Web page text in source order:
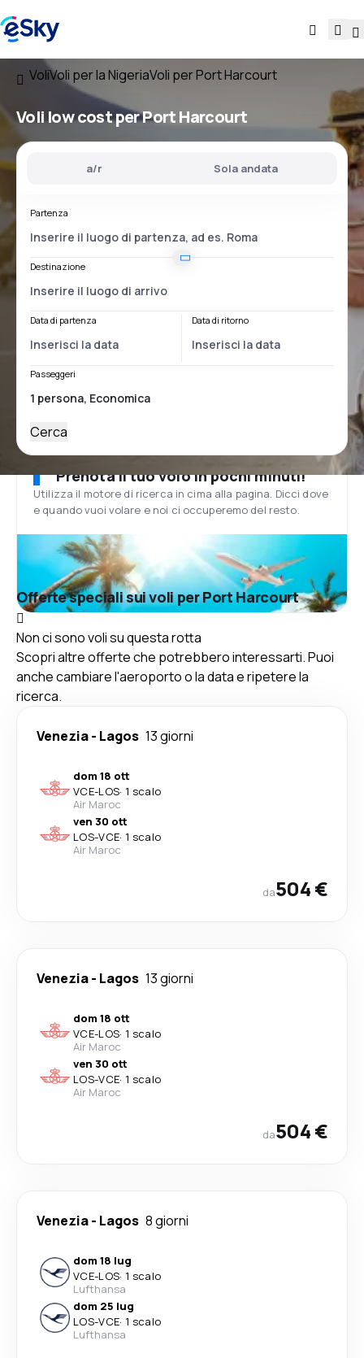
VoliVoli per la NigeriaVoli per Port Harcourt
Voli low cost per Port Harcourt
a/r Sola andata
Partenza
Destinazione
Data di partenza Data di ritorno
Passeggeri
Cerca
Prenota il tuo volo in pochi minuti!
Utilizza il motore di ricerca in cima alla pagina. Dicci dove
e quando vuoi volare e noi ci occuperemo del resto.
Offerte speciali sui voli per Port Harcourt
Non ci sono voli su questa rotta
Scopri altre offerte che potrebbero interessarti. Puoi
anche cambiare l'aeroporto o la data e ripetere la
ricerca.
Venezia- Lagos 13 giorni
dom 18 ott
VCE-LOS· 1 scalo
Air Maroc
ven 30 ott
LOS-VCE· 1 scalo
Air Maroc
da504 €
Venezia- Lagos 13 giorni
dom 18 ott
VCE-LOS· 1 scalo
Air Maroc
ven 30 ott
LOS-VCE· 1 scalo
Air Maroc
da504 €
Venezia- Lagos 8 giorni
dom 18 lug
VCE-LOS· 1 scalo
Lufthansa
dom 25 lug
LOS-VCE· 1 scalo
Lufthansa